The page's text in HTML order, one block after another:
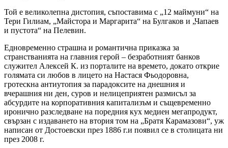
Той е великолепна дистопия, съпоставима с „12 маймуни“ на
Тери Гилиам, „Майстора и Маргарита“ на Булгаков и „Чапаев
и пустота“ на Пелевин.
Едновременно страшна и романтична приказка за
странстванията на главния герой – безработният банков
служител Алексей К. из порталите на времето, докато открие
голямата си любов в лицето на Настася Фьодоровна,
гротескна антиутопия за парадоксите на днешния и
вчерашния ни ден, суров и нелицеприятен размисъл за
абсурдите на корпоративния капитализъм и същевременно
иронично разследване на поредния кух медиен мегапродукт,
свързан с издаването на втория том на „Братя Карамазови“, уж
написан от Достоевски през 1886 г.и появил се в столицата ни
през 2008 г.